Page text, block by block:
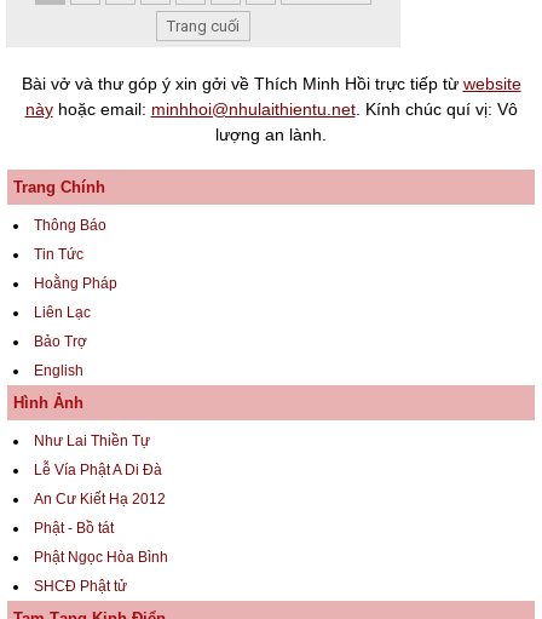
Trang cuối
Bài vở và thư góp ý xin gởi về Thích Minh Hồi trực tiếp từ website
nàyhoặc email: minhhoi@nhulaithientu.net. Kính chúc quí vị: Vô
lượng an lành.
Trang Chính
Thông Báo
Tin Tức
Hoằng Pháp
Liên Lạc
Bảo Trợ
English
Hình Ảnh
Như Lai Thiền Tự
Lễ Vía Phật A Di Đà
An Cư Kiết Hạ 2012
Phật - Bồ tát
Phật Ngọc Hòa Bình
SHCĐ Phật tử